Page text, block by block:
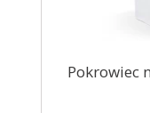
Pokrowiec